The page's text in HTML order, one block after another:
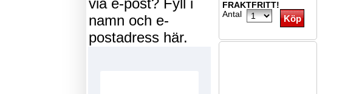
via e-post? Fyll i
namn och e-
postadress här.
FRAKTFRITT!
Antal